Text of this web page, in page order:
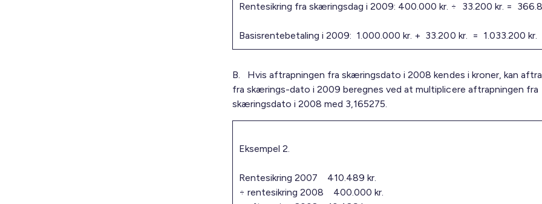
Rentesikring fra skæringsdag i 2009: 400.000 kr. ÷ 33.200 kr. =
Basisrentebetaling i 2009: 1.000.000 kr. + 33.200 kr. = 1.033.200 kr.
B. Hvis aftrapningen fra skæringsdato i 2008 kendes i kroner, kan
fra skærings-dato i 2009 beregnes ved at multiplicere aftrapningen fra
skæringsdato i 2008 med 3,165275.
Eksempel 2.
Rentesikring 2007 410.489 kr.
÷ rentesikring 2008 400.000 kr.